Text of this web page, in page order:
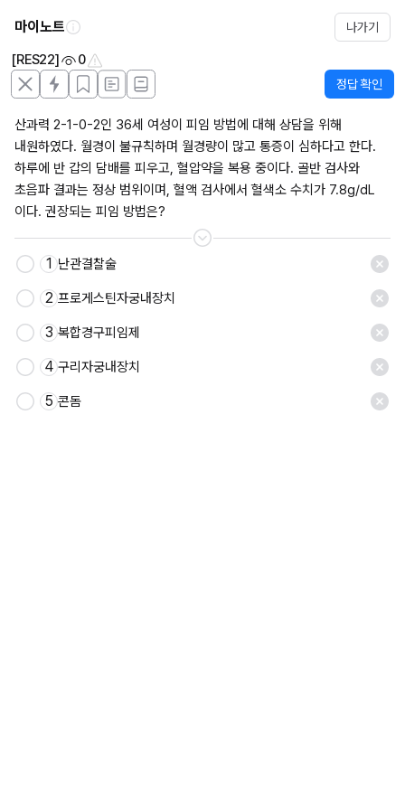
마이노트 나가기
[RES22] 0
정답 확인
산과력 2-1-0-2인 36세 여성이 피임 방법에 대해 상담을 위해
내원하였다. 월경이 불규칙하며 월경량이 많고 통증이 심하다고 한다.
하루에 반 갑의 담배를 피우고, 혈압약을 복용 중이다. 골반 검사와
초음파 결과는 정상 범위이며, 혈액 검사에서 혈색소 수치가 7.8g/dL
이다. 권장되는 피임 방법은?
1 난관결찰술
2 프로게스틴자궁내장치
3 복합경구피임제
4 구리자궁내장치
5 콘돔